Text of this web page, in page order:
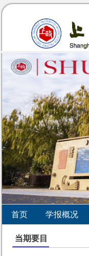
首页 学报概况
当期要目